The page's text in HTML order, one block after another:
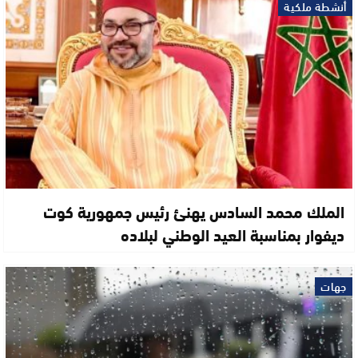
أنشطة ملكية
الملك محمد السادس يهنئ رئيس جمهورية كوت
ديفوار بمناسبة العيد الوطني لبلاده
جهات